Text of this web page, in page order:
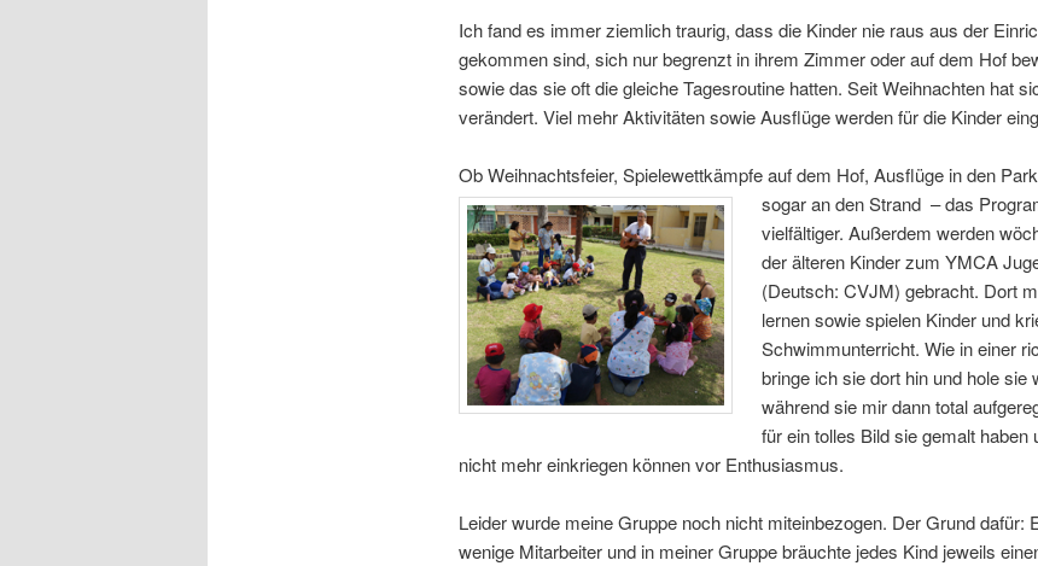
Ich fand es immer ziemlich traurig, dass die Kinder nie raus aus der
gekommen sind, sich nur begrenzt in ihrem Zimmer oder auf dem Hof
sowie das sie oft die gleiche Tagesroutine hatten. Seit Weihnachten hat
verändert. Viel mehr Aktivitäten sowie Ausflüge werden für die Kinder
Ob Weihnachtsfeier, Spielewettkämpfe auf dem Hof, Ausflüge in den
sogar an den Strand – das
vielfältiger. Außerdem werden
der älteren Kinder zum YMCA
(Deutsch: CVJM) gebracht. Dort
lernen sowie spielen Kinder und
Schwimmunterricht. Wie in einer
bringe ich sie dort hin und hole sie
während sie mir dann total
für ein tolles Bild sie gemalt haben
nicht mehr einkriegen können vor Enthusiasmus.
Leider wurde meine Gruppe noch nicht miteinbezogen. Der Grund dafür:
wenige Mitarbeiter und in meiner Gruppe bräuchte jedes Kind jeweils